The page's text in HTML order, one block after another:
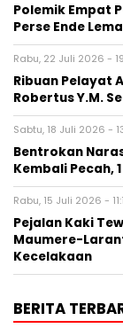
Polemik Empat
Perse Ende
Rabu, 22 Juli 2026 -
Ribuan Pelayat
Robertus Y.M.
Sabtu, 18 Juli 2026 -
Bentrokan
Kembali Pecah,
Rabu, 15 Juli 2026 -
Pejalan Kaki
Maumere-
Kecelakaan
BERITA